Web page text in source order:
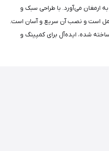
ارمغان می‌آورد. با طراحی سبک و
است و نصب آن سریع و آسان است.
شده، ایده‌آل برای کمپینگ و